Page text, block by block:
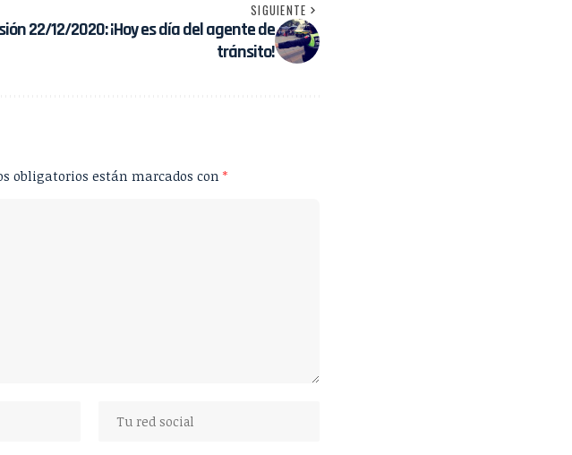
SIGUIENTE
22/12/2020: ¡Hoy es día del agente de
tránsito!
obligatorios están marcados con *